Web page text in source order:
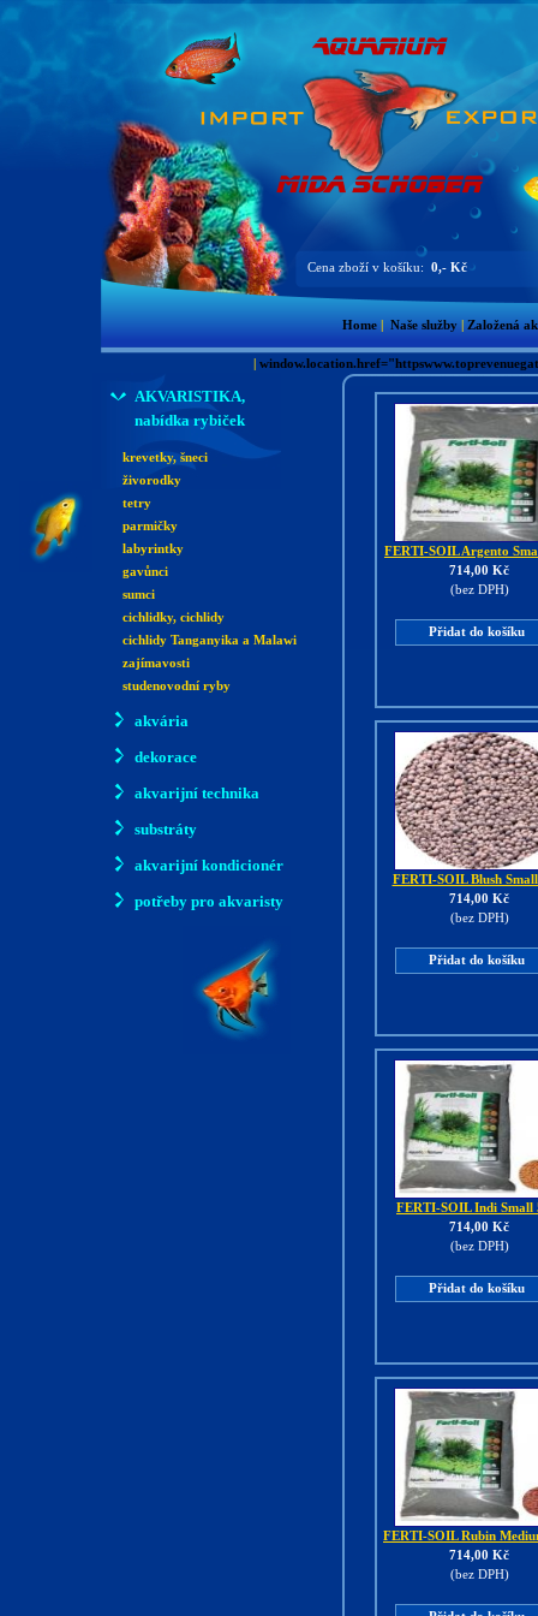
Cena zboží v košíku: 0,- Kč
Home Naše služby Založená
AKVARISTIKA,
nabídka rybiček
krevetky, šneci
živorodky
tetry
parmičky
labyrintky
gavůnci
sumci
cichlidky, cichlidy
cichlidy Tanganyika a Malawi
zajímavosti
studenovodní ryby
akvária
dekorace
akvarijní technika
substráty
akvarijní kondicionér
potřeby pro akvaristy
FERTI-SOIL Argento
714,00 Kč
(bez DPH)
Přidat do košíku
FERTI-SOIL Blush
714,00 Kč
(bez DPH)
Přidat do košíku
FERTI-SOIL Indi Small
714,00 Kč
(bez DPH)
Přidat do košíku
FERTI-SOIL Rubin
714,00 Kč
(bez DPH)